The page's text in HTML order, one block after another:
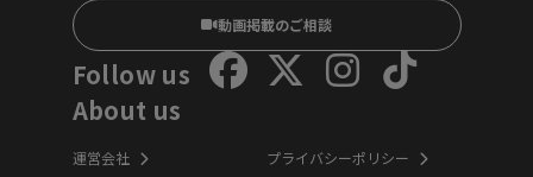
動画掲載のご相談
Follow us
About us
運営会社
プライバシーポリシー